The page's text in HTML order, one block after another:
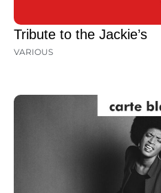
Tribute to the Jackie’s
VARIOUS